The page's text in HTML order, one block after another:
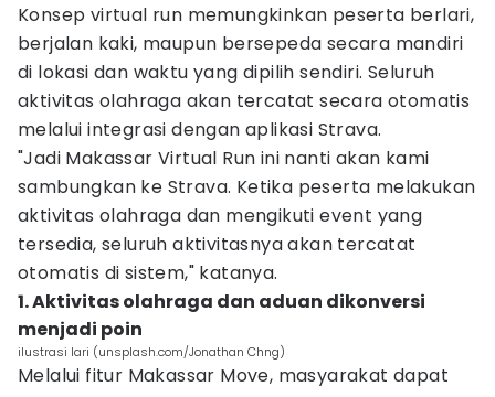
Konsep virtual run memungkinkan peserta berlari,
berjalan kaki, maupun bersepeda secara mandiri
di lokasi dan waktu yang dipilih sendiri. Seluruh
aktivitas olahraga akan tercatat secara otomatis
melalui integrasi dengan aplikasi Strava.
"Jadi Makassar Virtual Run ini nanti akan kami
sambungkan ke Strava. Ketika peserta melakukan
aktivitas olahraga dan mengikuti event yang
tersedia, seluruh aktivitasnya akan tercatat
otomatis di sistem," katanya.
1. Aktivitas olahraga dan aduan dikonversi
menjadi poin
ilustrasi lari (unsplash.com/Jonathan Chng)
Melalui fitur Makassar Move, masyarakat dapat